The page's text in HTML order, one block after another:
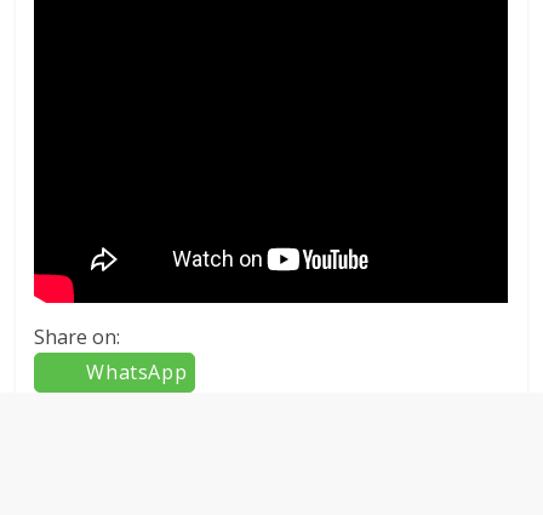
Share on:
WhatsApp